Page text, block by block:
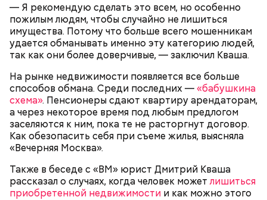
— Я рекомендую сделать это всем, но особенно
пожилым людям, чтобы случайно не лишиться
имущества. Потому что больше всего мошенникам
удается обманывать именно эту категорию людей,
так как они более доверчивые, — заключил Кваша.
На рынке недвижимости появляется все больше
способов обмана. Среди последних —«бабушкина
схема». Пенсионеры сдают квартиру арендаторам,
а через некоторое время под любым предлогом
заселяются к ним, пока те не расторгнут договор.
Как обезопасить себя при съеме жилья, выясняла
«Вечерняя Москва».
Также в беседе с «ВМ» юрист Дмитрий Кваша
рассказал о случаях, когда человек можетлишиться
приобретенной недвижимости и как можно этого
День малины со сливками
беременным, кормящим женщинам;
людям с ослабленной иммунной системой;
пожилым;
детям.